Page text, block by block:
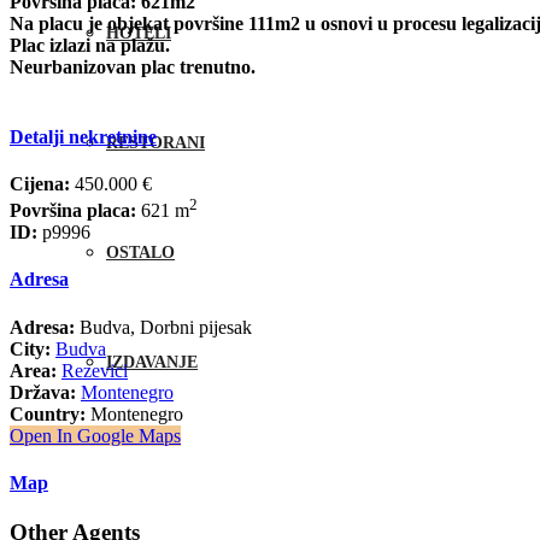
HOTELI
RESTORANI
OSTALO
IZDAVANJE
Na placu je objekat površine 111m2 u osnovi u procesu
Plac izlazi na plažu.
Neurbanizovan plac trenutno.
Detalji nekretnine
Cijena: 450.000 €
Površina placa: 621 m2
ID: p9996
Adresa
Adresa: Budva, Dorbni pijesak
City: Budva
Area: Rezevici
Država: Montenegro
Country: Montenegro
Open In Google Maps
Map
Other Agents